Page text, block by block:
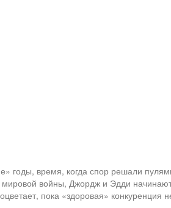
годы, время, когда спор решали
войны, Джордж и Эдди
пока «здоровая»